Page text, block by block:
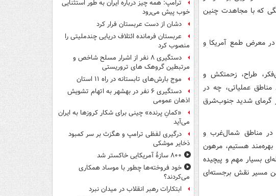
که با مجاهدت چنین
معرض طمع‌ آمریکا و
طراح، زحمتکش و
عملیاتی، چه در
گرمای شدید جنوب‌شرق
در مناطق شمال‌غرب و
هستیم، مرهون
بسیار مهم و پیچیده
مسیر نقش برجسته‌ای
ترامپ: همه چیز درباره ایران به طور استثنایی
خوب پیش می‌رود
دشان از دست عربستان فرار کرد
عربستان فرمانده ائتلاف دریایی چندملیتی را
منصوب کرد
دستگیری ۸ نفر از اشرار مسلح شاخص و
مرتبطین گروهک های تروریستی
موج بارش‌های تابستانه در راه ۱۱ استان
دستگیری ۶ نفر در بهشهر به اتهام تشویش
اذهان عمومی
«کمانِ پرنده» چینی برای شکار کروزها به ایران
می‌آید
درگیری لفظی ترامپ و هگزث بر سر کمبود
ذخایر موشکی
۸۰۰ سازۀ آمریکایی خاکستر شد
خود فروخته‌ها چطور با موساد همکاری
می‌کردند؟
ابتکارات رهبر انقلاب در میدان نبرد